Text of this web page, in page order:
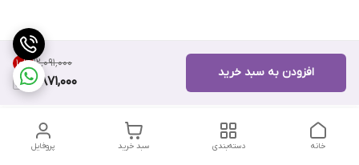
۱۲٬۰۹۱٬۰۰۰ 10%
10,871,000
افزودن به سبد خرید
پروفایل سبد خرید دسته‌بندی خانه